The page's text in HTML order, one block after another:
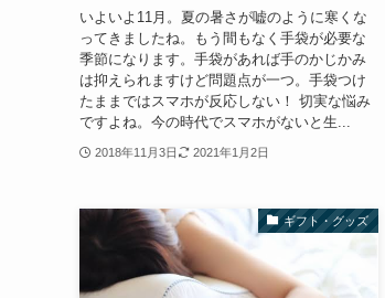
いよいよ11月。夏の暑さが嘘のように寒くな
ってきましたね。もう間もなく手袋が必要な
季節になります。手袋があれば手のかじかみ
は抑えられますけど問題点が一つ。手袋つけ
たままではスマホが反応しない！ 切実な悩み
ですよね。今の時代でスマホがないと生...
2018年11月3日 2021年1月2日
ギフト・グッズ